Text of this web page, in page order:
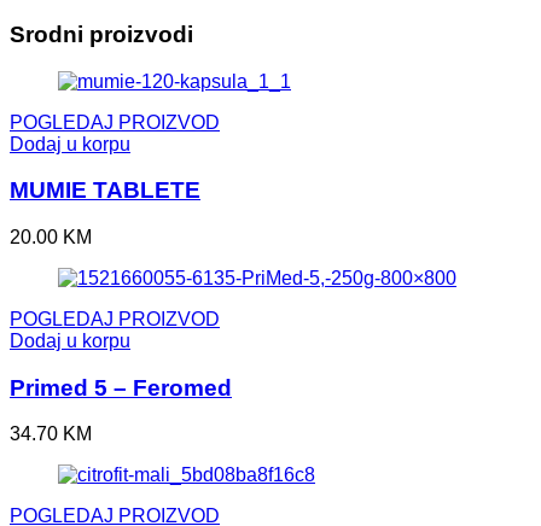
Srodni proizvodi
POGLEDAJ PROIZVOD
Dodaj u korpu
MUMIE TABLETE
20.00 KM
POGLEDAJ PROIZVOD
Dodaj u korpu
Primed 5 – Feromed
34.70 KM
POGLEDAJ PROIZVOD